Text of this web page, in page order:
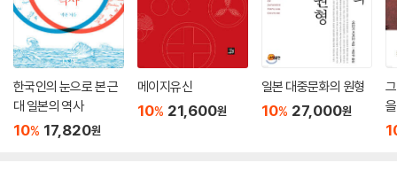
로 왜 왕권 내의 차기 왕위계승 후보자를 포함한 유력 왕가나 유력 귀족의
자제를 대상으로 제왕학이나 유교·불교 등 학문이나 사상을 교수하였다.
나아가서는 왜국의 대외적 혹은 대내적인 정책입안이나 시행에도 일정한
관여나 지도를 했을 것으로 추측된다. --- p.68
결국, 소가씨는 국가 재정을 담당하고 도왜인(도래인) 출신들을 활용·중용
하면서 세력을 확대해나갔고, 이를 배경으로 왕실과 혼인관계를 맺음으로
한국인의 눈으로 본 근
대 일본의 역사
10% 17,820원
메이지유신
10% 21,600원
일본 대중문화의 원형
10% 27,000원